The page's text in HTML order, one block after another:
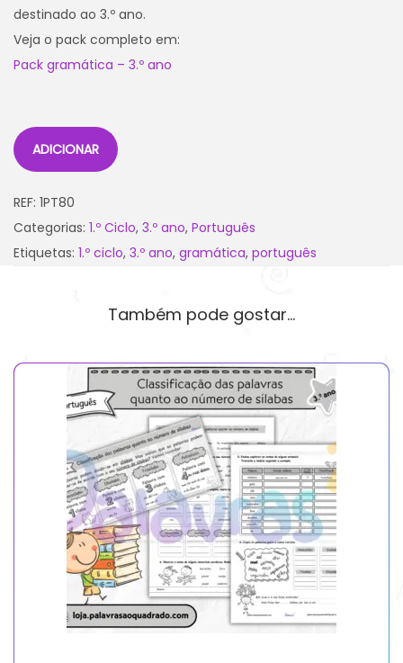
destinado ao 3.º ano.
Veja o pack completo em:
Pack gramática – 3.º ano
ADICIONAR
REF: 1PT80
Categorias: 1.º Ciclo, 3.º ano, Português
Etiquetas: 1.º ciclo, 3.º ano, gramática, português
Também pode gostar…